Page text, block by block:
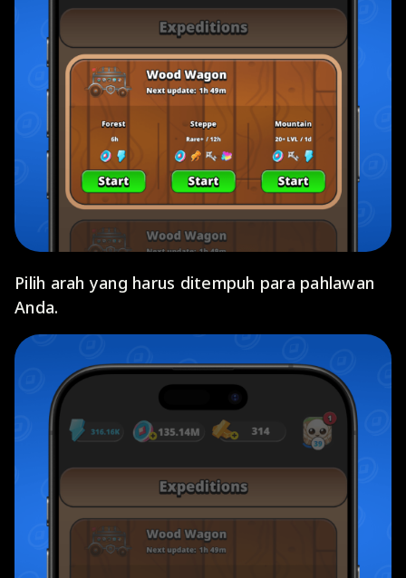
Pilih arah yang harus ditempuh para pahlawan
Anda.